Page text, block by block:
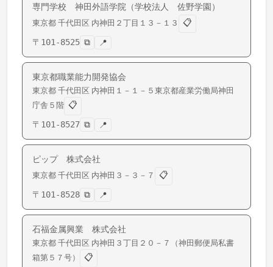
専門学校 神田外語学院（学校法人 佐野学園）
東京都 千代田区 内神田 ２丁目１３－１３
📋
〒 101-8525 ⧉ 📍
東京都職業能力開発協会
東京都 千代田区 内神田 １－１－５東京都産業労働局神田
庁舎５階 📋
〒 101-8527 ⧉ 📍
ピップ 株式会社
東京都 千代田区 内神田 ３－３－７
📋
〒 101-8528 ⧉ 📍
石福金属興業 株式会社
東京都 千代田区 内神田 ３丁目２０－７（神田郵便局私書
箱第５７号）
📋